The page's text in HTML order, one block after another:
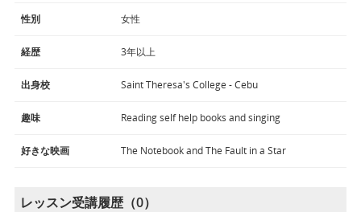
性別 女性
経歴 3年以上
出身校 Saint Theresa's College - Cebu
趣味 Reading self help books and singing
好きな映画 The Notebook and The Fault in a Star
レッスン受講履歴（0）